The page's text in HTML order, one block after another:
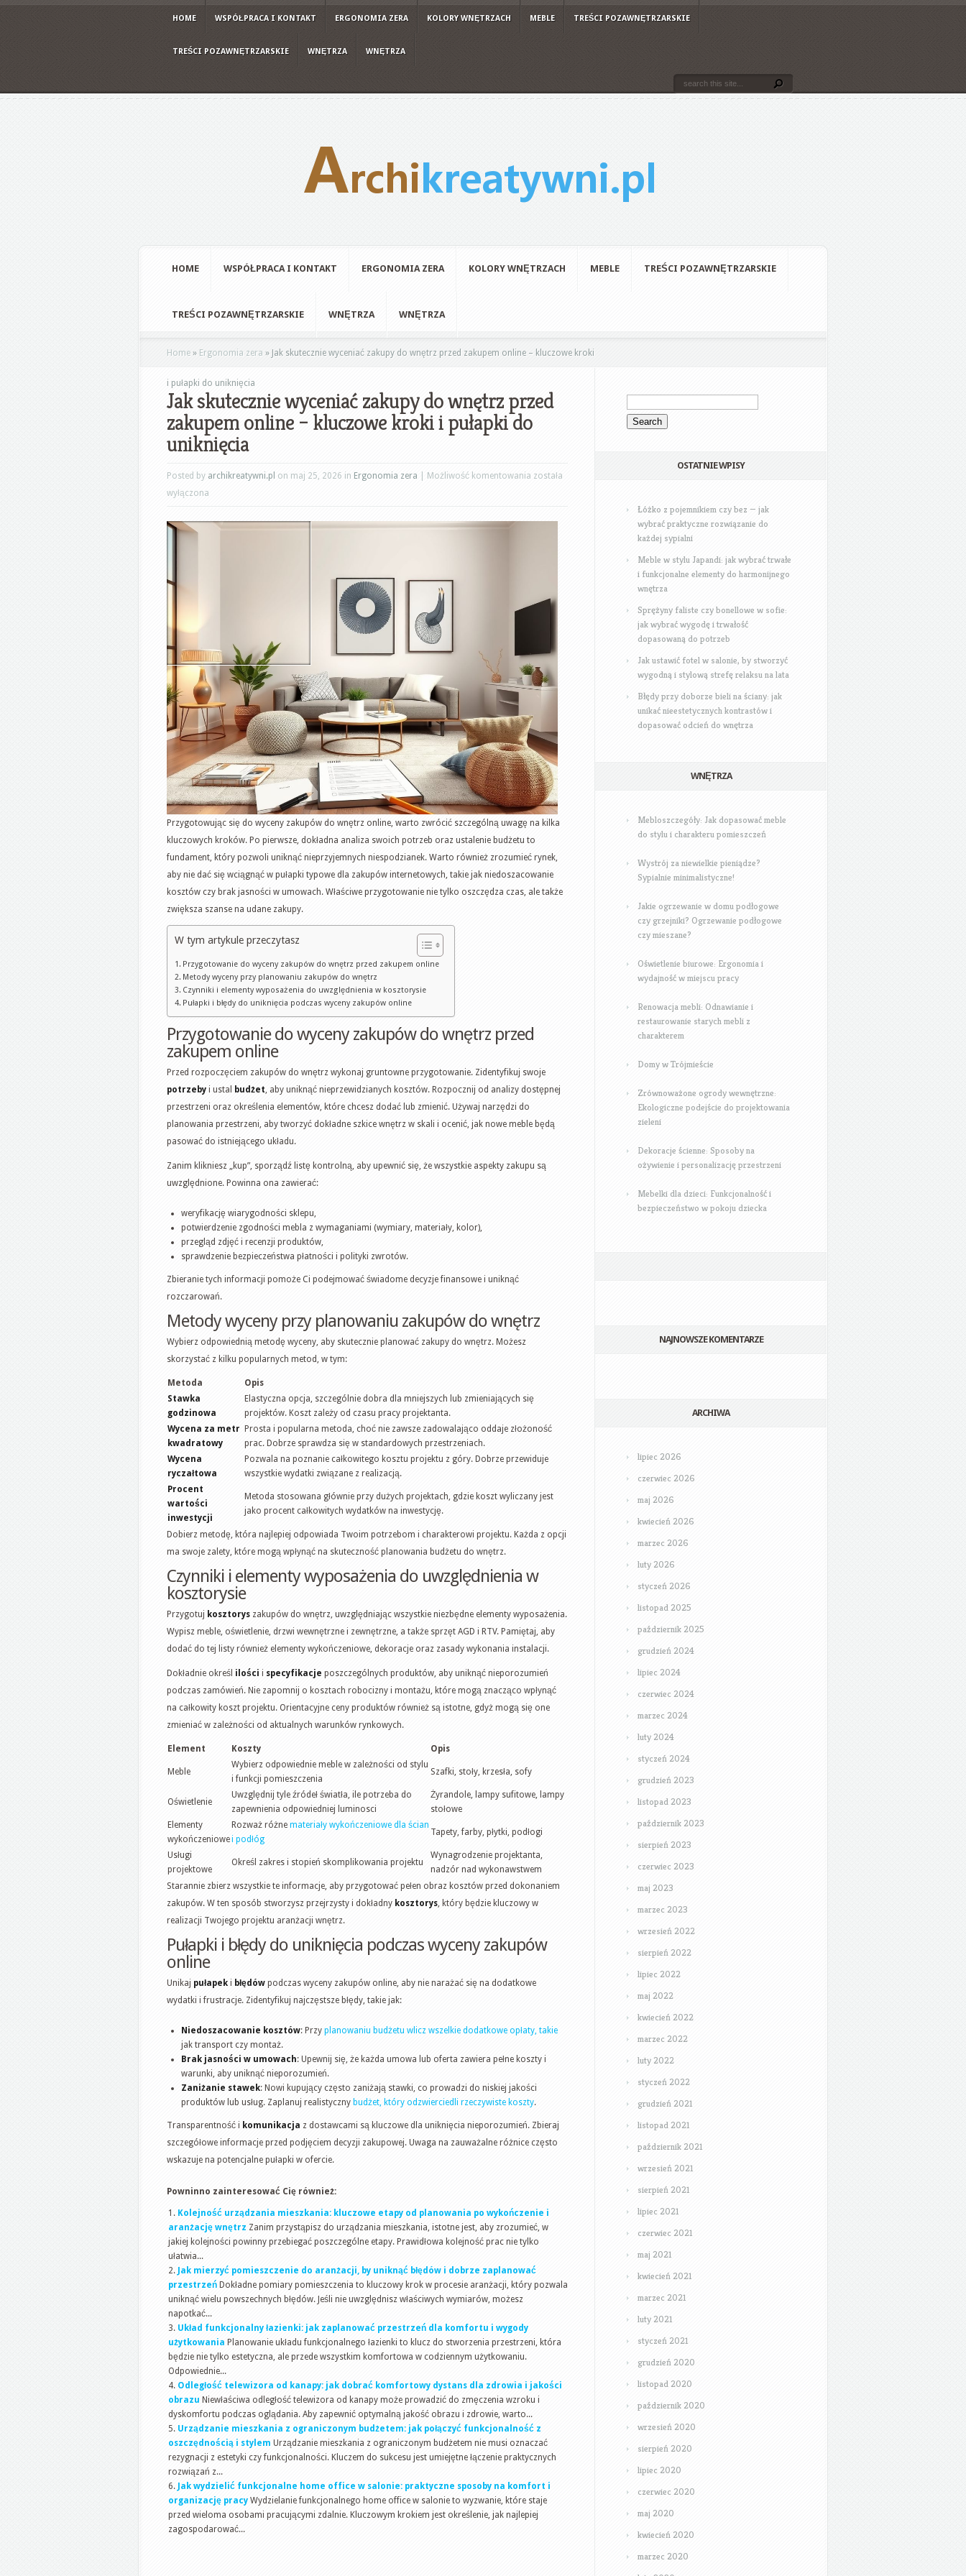
HOME WSPÓŁPRACA I KONTAKT ERGONOMIA ZERA KOLORY WNĘTRZACH MEBLE TREŚCI POZAWNĘTRZARSKIE
TREŚCI POZAWNĘTRZARSKIE WNĘTRZA WNĘTRZA
HOME WSPÓŁPRACA I KONTAKT ERGONOMIA ZERA KOLORY WNĘTRZACH MEBLE TREŚCI POZAWNĘTRZARSKIE
TREŚCI POZAWNĘTRZARSKIE WNĘTRZA WNĘTRZA
Home » Ergonomia zera » Jak skutecznie wyceniać zakupy do wnętrz przed zakupem online – kluczowe kroki
i pułapki do uniknięcia
Jak skutecznie wyceniać zakupy do wnętrz przed
zakupem online – kluczowe kroki i pułapki do
uniknięcia
Posted by archikreatywni.pl on maj 25, 2026 in Ergonomia zera Możliwość komentowania Jak
zakupem
kluczowe
kroki
i
do
uniknięcia
została
wyłączona
Przygotowując się do wyceny zakupów do wnętrz online, warto zwrócić szczególną uwagę na kilka
kluczowych kroków. Po pierwsze, dokładna analiza swoich potrzeb oraz ustalenie budżetu to
fundament, który pozwoli uniknąć nieprzyjemnych niespodzianek. Warto również zrozumieć rynek,
aby nie dać się wciągnąć w pułapki typowe dla zakupów internetowych, takie jak niedoszacowanie
kosztów czy brak jasności w umowach. Właściwe przygotowanie nie tylko oszczędza czas, ale także
zwiększa szanse na udane zakupy.
W tym artykule przeczytasz
Przygotowanie do wyceny zakupów do wnętrz przed zakupem online
Metody wyceny przy planowaniu zakupów do wnętrz
Czynniki i elementy wyposażenia do uwzględnienia w kosztorysie
Pułapki i błędy do uniknięcia podczas wyceny zakupów online
Przygotowanie do wyceny zakupów do wnętrz przed
zakupem online
Przed rozpoczęciem zakupów do wnętrz wykonaj gruntowne przygotowanie. Zidentyfikuj swoje
potrzeby i ustal budżet, aby uniknąć nieprzewidzianych kosztów. Rozpocznij od analizy dostępnej
przestrzeni oraz określenia elementów, które chcesz dodać lub zmienić. Używaj narzędzi do
planowania przestrzeni, aby tworzyć dokładne szkice wnętrz w skali i ocenić, jak nowe meble będą
pasować do istniejącego układu.
Zanim klikniesz „kup”, sporządź listę kontrolną, aby upewnić się, że wszystkie aspekty zakupu są
uwzględnione. Powinna ona zawierać:
weryfikację wiarygodności sklepu,
potwierdzenie zgodności mebla z wymaganiami (wymiary, materiały, kolor),
przegląd zdjęć i recenzji produktów,
sprawdzenie bezpieczeństwa płatności i polityki zwrotów.
Zbieranie tych informacji pomoże Ci podejmować świadome decyzje finansowe i uniknąć
rozczarowań.
Metody wyceny przy planowaniu zakupów do wnętrz
Wybierz odpowiednią metodę wyceny, aby skutecznie planować zakupy do wnętrz. Możesz
skorzystać z kilku popularnych metod, w tym:
Metoda
Opis
Stawka
godzinowa
Elastyczna opcja, szczególnie dobra dla mniejszych lub zmieniających się
projektów. Koszt zależy od czasu pracy projektanta.
Wycena za metr
kwadratowy
Prosta i popularna metoda, choć nie zawsze zadowalająco oddaje złożoność
prac. Dobrze sprawdza się w standardowych przestrzeniach.
Wycena
ryczałtowa
Pozwala na poznanie całkowitego kosztu projektu z góry. Dobrze przewiduje
wszystkie wydatki związane z realizacją.
Procent
wartości
inwestycji
Metoda stosowana głównie przy dużych projektach, gdzie koszt wyliczany jest
jako procent całkowitych wydatków na inwestycję.
Dobierz metodę, która najlepiej odpowiada Twoim potrzebom i charakterowi projektu. Każda z opcji
ma swoje zalety, które mogą wpłynąć na skuteczność planowania budżetu do wnętrz.
Czynniki i elementy wyposażenia do uwzględnienia w
kosztorysie
Przygotuj kosztorys zakupów do wnętrz, uwzględniając wszystkie niezbędne elementy wyposażenia.
Wypisz meble, oświetlenie, drzwi wewnętrzne i zewnętrzne, a także sprzęt AGD i RTV. Pamiętaj, aby
dodać do tej listy również elementy wykończeniowe, dekoracje oraz zasady wykonania instalacji.
Dokładnie określ ilości i specyfikacje poszczególnych produktów, aby uniknąć nieporozumień
podczas zamówień. Nie zapomnij o kosztach robocizny i montażu, które mogą znacząco wpłynąć
na całkowity koszt projektu. Orientacyjne ceny produktów również są istotne, gdyż mogą się one
zmieniać w zależności od aktualnych warunków rynkowych.
Element Koszty Opis
Meble
Wybierz odpowiednie meble w zależności od stylu
i funkcji pomieszczenia
Szafki, stoły, krzesła, sofy
Oświetlenie
Uwzględnij tyle źródeł światła, ile potrzeba do
zapewnienia odpowiedniej luminosci
Żyrandole, lampy sufitowe, lampy
stołowe
Elementy
wykończeniowe
Rozważ różne materiały wykończeniowe dla ścian
i podłóg
Tapety, farby, płytki, podłogi
Usługi
projektowe
Określ zakres i stopień skomplikowania projektu
Wynagrodzenie projektanta,
nadzór nad wykonawstwem
Starannie zbierz wszystkie te informacje, aby przygotować pełen obraz kosztów przed dokonaniem
zakupów. W ten sposób stworzysz przejrzysty i dokładny kosztorys, który będzie kluczowy w
realizacji Twojego projektu aranżacji wnętrz.
Pułapki i błędy do uniknięcia podczas wyceny zakupów
online
Unikaj pułapek i błędów podczas wyceny zakupów online, aby nie narażać się na dodatkowe
wydatki i frustracje. Zidentyfikuj najczęstsze błędy, takie jak:
Niedoszacowanie kosztów: Przy planowaniu budżetu wlicz wszelkie dodatkowe opłaty, takie
jak transport czy montaż.
Brak jasności w umowach: Upewnij się, że każda umowa lub oferta zawiera pełne koszty i
warunki, aby uniknąć nieporozumień.
Zaniżanie stawek: Nowi kupujący często zaniżają stawki, co prowadzi do niskiej jakości
produktów lub usług. Zaplanuj realistyczny budżet, który odzwierciedli rzeczywiste koszty.
Transparentność i komunikacja z dostawcami są kluczowe dla uniknięcia nieporozumień. Zbieraj
szczegółowe informacje przed podjęciem decyzji zakupowej. Uwaga na zauważalne różnice często
wskazuje na potencjalne pułapki w ofercie.
Powninno zainteresować Cię również:
Kolejność urządzania mieszkania: kluczowe etapy od planowania po wykończenie i
aranżację wnętrz Zanim przystąpisz do urządzania mieszkania, istotne jest, aby zrozumieć, w
jakiej kolejności powinny przebiegać poszczególne etapy. Prawidłowa kolejność prac nie tylko
ułatwia...
Jak mierzyć pomieszczenie do aranżacji, by uniknąć błędów i dobrze zaplanować
przestrzeń Dokładne pomiary pomieszczenia to kluczowy krok w procesie aranżacji, który pozwala
uniknąć wielu powszechnych błędów. Jeśli nie uwzględnisz właściwych wymiarów, możesz
napotkać...
Układ funkcjonalny łazienki: jak zaplanować przestrzeń dla komfortu i wygody
użytkowania Planowanie układu funkcjonalnego łazienki to klucz do stworzenia przestrzeni, która
będzie nie tylko estetyczna, ale przede wszystkim komfortowa w codziennym użytkowaniu.
Odpowiednie...
Odległość telewizora od kanapy: jak dobrać komfortowy dystans dla zdrowia i jakości
obrazu Niewłaściwa odległość telewizora od kanapy może prowadzić do zmęczenia wzroku i
dyskomfortu podczas oglądania. Aby zapewnić optymalną jakość obrazu i zdrowie, warto...
Urządzanie mieszkania z ograniczonym budżetem: jak połączyć funkcjonalność z
oszczędnością i stylem Urządzanie mieszkania z ograniczonym budżetem nie musi oznaczać
rezygnacji z estetyki czy funkcjonalności. Kluczem do sukcesu jest umiejętne łączenie praktycznych
rozwiązań z...
Jak wydzielić funkcjonalne home office w salonie: praktyczne sposoby na komfort i
organizację pracy Wydzielanie funkcjonalnego home office w salonie to wyzwanie, które staje
przed wieloma osobami pracującymi zdalnie. Kluczowym krokiem jest określenie, jak najlepiej
zagospodarować...
OSTATNIE WPISY
Łóżko z pojemnikiem czy bez — jak
wybrać praktyczne rozwiązanie do
każdej sypialni
Meble w stylu Japandi: jak wybrać trwałe
i funkcjonalne elementy do harmonijnego
wnętrza
Sprężyny faliste czy bonellowe w sofie:
jak wybrać wygodę i trwałość
dopasowaną do potrzeb
Jak ustawić fotel w salonie, by stworzyć
wygodną i stylową strefę relaksu na lata
Błędy przy doborze bieli na ściany: jak
unikać nieestetycznych kontrastów i
dopasować odcień do wnętrza
WNĘTRZA
Mebloszczegóły: Jak dopasować meble
do stylu i charakteru pomieszczeń
Wystrój za niewielkie pieniądze?
Sypialnie minimalistyczne!
Jakie ogrzewanie w domu podłogowe
czy grzejniki? Ogrzewanie podłogowe
czy mieszane?
Oświetlenie biurowe: Ergonomia i
wydajność w miejscu pracy
Renowacja mebli: Odnawianie i
restaurowanie starych mebli z
charakterem
Domy w Trójmieście
Zrównoważone ogrody wewnętrzne:
Ekologiczne podejście do projektowania
zieleni
Dekoracje ścienne: Sposoby na
ożywienie i personalizację przestrzeni
Mebelki dla dzieci: Funkcjonalność i
bezpieczeństwo w pokoju dziecka
NAJNOWSZE KOMENTARZE
ARCHIWA
lipiec 2026
czerwiec 2026
maj 2026
kwiecień 2026
marzec 2026
luty 2026
styczeń 2026
listopad 2025
październik 2025
grudzień 2024
lipiec 2024
czerwiec 2024
marzec 2024
luty 2024
styczeń 2024
grudzień 2023
listopad 2023
październik 2023
sierpień 2023
czerwiec 2023
maj 2023
marzec 2023
wrzesień 2022
sierpień 2022
lipiec 2022
maj 2022
kwiecień 2022
marzec 2022
luty 2022
styczeń 2022
grudzień 2021
listopad 2021
październik 2021
wrzesień 2021
sierpień 2021
lipiec 2021
czerwiec 2021
maj 2021
kwiecień 2021
marzec 2021
luty 2021
styczeń 2021
grudzień 2020
listopad 2020
październik 2020
wrzesień 2020
sierpień 2020
lipiec 2020
czerwiec 2020
maj 2020
kwiecień 2020
marzec 2020